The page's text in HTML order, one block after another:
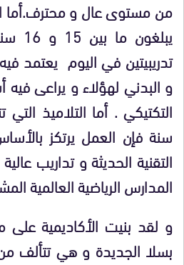
من مستوى عال و محترف.أما
تدريبيتين في اليوم يعتمد
و البدني لهؤلاء و يراعى
سنة فإن العمل يرتكز
التقنية الحديثة و تداريب
المدارس الرياضية العالمية
بسلا الجديدة و هي تتألف